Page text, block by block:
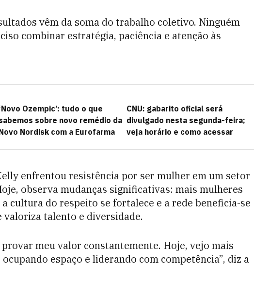
vêm da soma do trabalho coletivo. Ninguém
combinar estratégia, paciência e atenção às
Ozempic’: tudo o que
sobre novo remédio da
Nordisk com a Eurofarma
CNU: gabarito oficial será
divulgado nesta segunda-feira;
veja horário e como acessar
enfrentou resistência por ser mulher em um setor
observa mudanças significativas: mais mulheres
cultura do respeito se fortalece e a rede beneficia-se
valoriza talento e diversidade.
provar meu valor constantemente. Hoje, vejo mais
espaço e liderando com competência”, diz a